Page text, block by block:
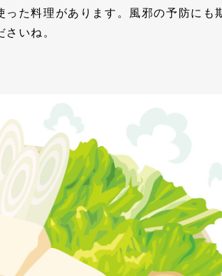
た料理があります。風邪の予防にも
いね。